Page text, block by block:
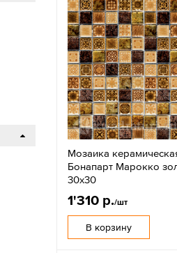
Мозаика
Бонапарт Марокко
30х30
1'310 р./шт
В корзину